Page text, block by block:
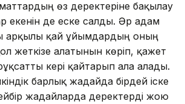
өз деректеріне бақылау
екенін де еске салды. Әр адам
арқылы қай ұйымдардың оның
жеткізе алатынын көріп, қажет
кері қайтарып ала алады.
барлық жағдайда бірдей іске
жағдайларда деректерді жою